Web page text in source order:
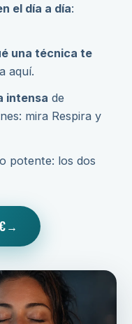
el día a día:
una técnica te
aquí.
intensa de
mira Respira y
potente: los dos